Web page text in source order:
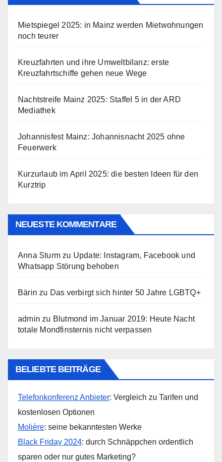
Mietspiegel 2025: in Mainz werden Mietwohnungen
noch teurer
Kreuzfahrten und ihre Umweltbilanz: erste
Kreuzfahrtschiffe gehen neue Wege
Nachtstreife Mainz 2025: Staffel 5 in der ARD
Mediathek
Johannisfest Mainz: Johannisnacht 2025 ohne
Feuerwerk
Kurzurlaub im April 2025: die besten Ideen für den
Kurztrip
NEUESTE KOMMENTARE
Anna Sturm zu Update: Instagram, Facebook und
Whatsapp Störung behoben
Bärin zu Das verbirgt sich hinter 50 Jahre LGBTQ+
admin zu Blutmond im Januar 2019: Heute Nacht
totale Mondfinsternis nicht verpassen
BELIEBTE BEITRÄGE
Telefonkonferenz Anbieter: Vergleich zu Tarifen und
kostenlosen Optionen
Molière: seine bekanntesten Werke
Black Friday 2024: durch Schnäppchen ordentlich
sparen oder nur gutes Marketing?